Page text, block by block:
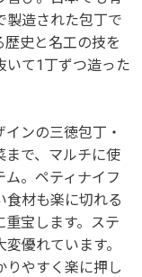
製造された包丁で
史と名工の技を
いて1丁ずつ造った
ンの三徳包丁・
まで、マルチに使
。ペティナイフ
食材も楽に切れる
宝します。ステ
優れています。
りやすく楽に押し